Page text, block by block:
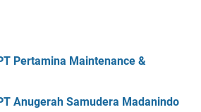
Pertamina Maintenance &
Anugerah Samudera Madanindo